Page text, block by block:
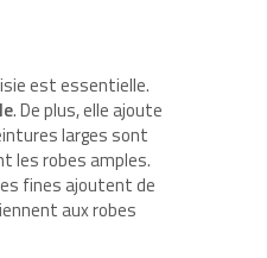
est essentielle.
. De plus, elle ajoute
larges sont
les robes amples.
fines ajoutent de
aux robes